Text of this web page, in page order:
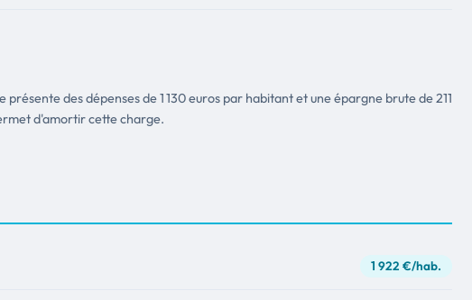
des dépenses de 1 130 euros par habitant et une épargne brute de 211
d'amortir cette charge.
1 922 €/hab.